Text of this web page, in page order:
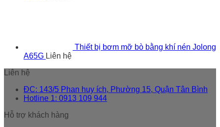
Thiết bị bơm mỡ bò bằng khí nén Jolong
A65G Liên hệ
Liên hệ
ĐC: 143/5 Phan huy ích, Phường 15, Quận Tân Bình
Hotline 1: 0913 109 944
Hỗ trợ khách hàng